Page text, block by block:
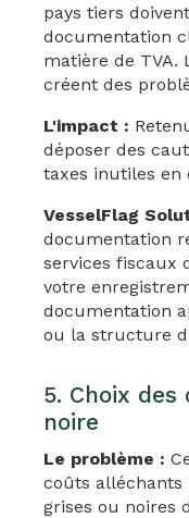
pays tiers
documentation
matière de TVA.
créent des
L'impact :
déposer des
taxes inutiles en
VesselFlag
documentation
services fiscaux
votre
documentation
ou la structure
5. Choix
noire
Le problème :
coûts
grises ou noires